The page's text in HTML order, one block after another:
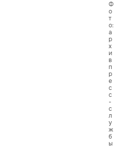
Ф
о
т
о:
а
р
х
и
в
п
р
е
с
с
-
с
л
у
ж
б
ы